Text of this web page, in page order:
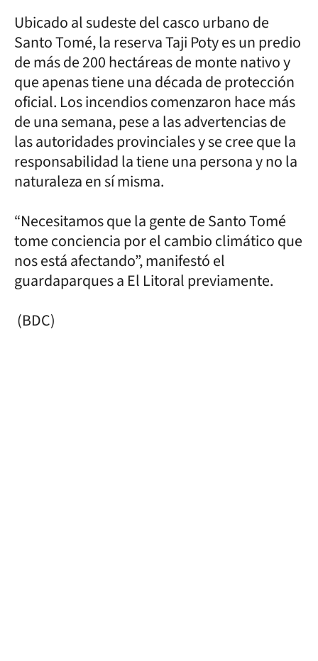
Ubicado al sudeste del casco urbano de
Santo Tomé, la reserva Taji Poty es un predio
de más de 200 hectáreas de monte nativo y
que apenas tiene una década de protección
oficial. Los incendios comenzaron hace más
de una semana, pese a las advertencias de
las autoridades provinciales y se cree que la
responsabilidad la tiene una persona y no la
naturaleza en sí misma.
“Necesitamos que la gente de Santo Tomé
tome conciencia por el cambio climático que
nos está afectando”, manifestó el
guardaparques a El Litoral previamente.
(BDC)